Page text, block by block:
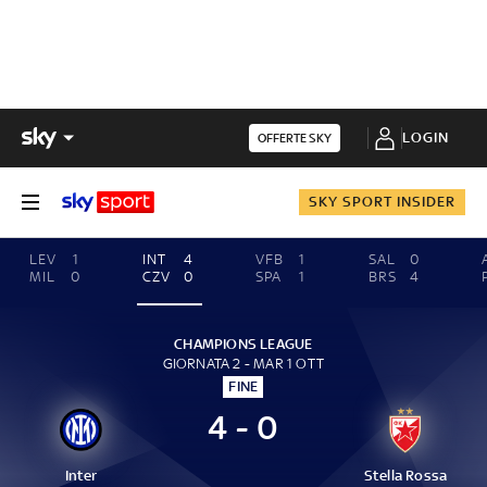
OFFERTE SKY LOGIN
SKY SPORT INSIDER
LEV
1
MIL
0
INT
4
CZV
0
VFB
1
SPA
1
SAL
0
BRS
4
CHAMPIONS LEAGUE
GIORNATA 2 - MAR 1 OTT
FINE
Inter
4 - 0
Stella Rossa